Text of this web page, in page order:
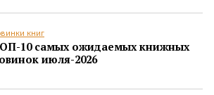
книг
10 самых ожидаемых книжных
июля-2026